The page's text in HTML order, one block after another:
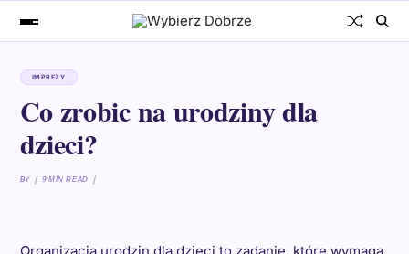
IMPREZY
Co zrobic na urodziny dla
dzieci?
BY 9 MIN READ